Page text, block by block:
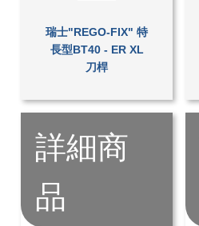
瑞士"REGO-FIX" 特
長型BT40 - ER XL
刀桿
詳細商
品